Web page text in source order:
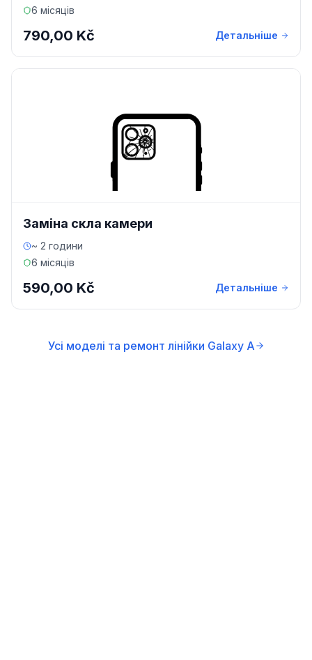
6 місяців
790,00 Kč Детальніше
Заміна скла камери
~ 2 години
6 місяців
590,00 Kč Детальніше
Усі моделі та ремонт лінійки Galaxy A